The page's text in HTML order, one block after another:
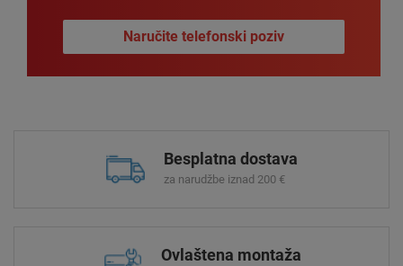
Naručite telefonski poziv
Besplatna dostava
za narudžbe iznad 200 €
Ovlaštena montaža